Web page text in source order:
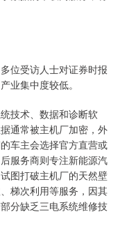
位受访人士对证券时报
业集中度较低。
技术、数据和诊断软
通常被主机厂加密，外
车主会选择官方直营或
服务商则专注新能源汽
图打破主机厂的天然壁
梯次利用等服务，因其
分缺乏三电系统维修技